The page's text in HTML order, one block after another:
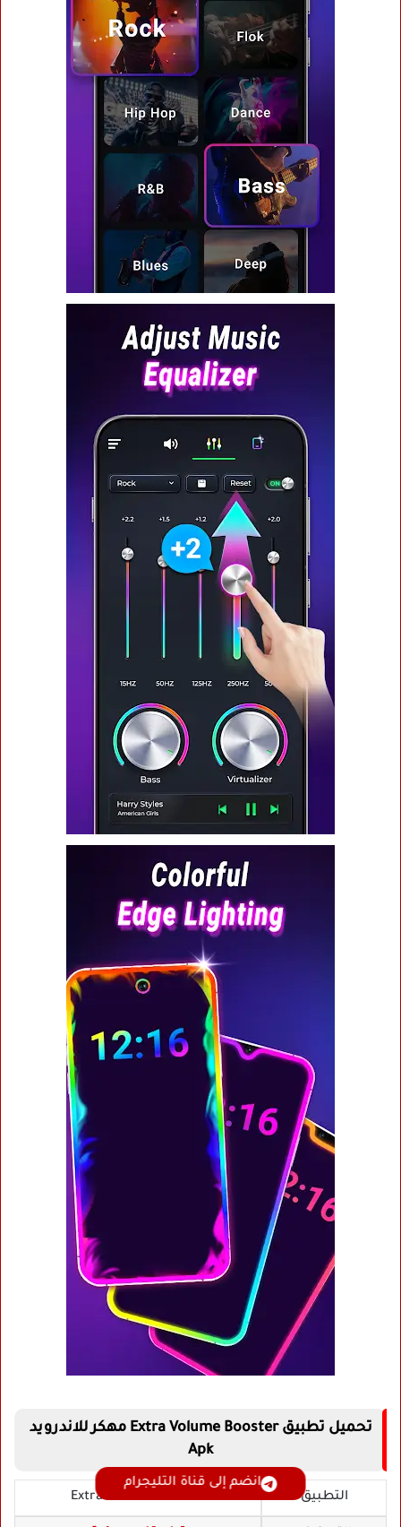
تحميل تطبيق Extra Volume Booster مهكر للاندرويد
Apk
التطبيق Extra Volume Booster
انضم إلى قناة التليجرام